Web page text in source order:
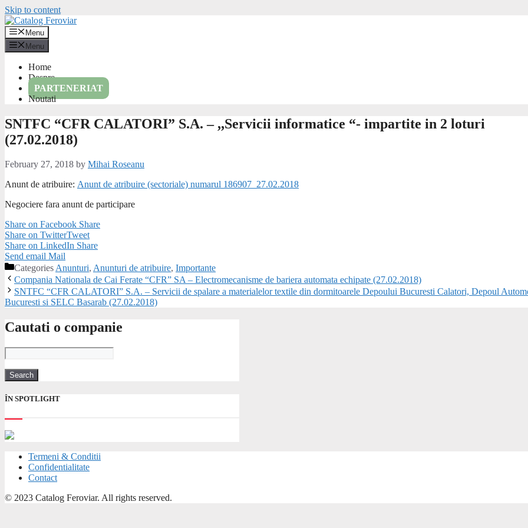
Skip to content
Menu
Menu
Home
Despre
PARTENERIAT
Noutati
SNTFC “CFR CALATORI” S.A. – ,,Servicii informatice “- impartite in 2 loturi
(27.02.2018)
February 27, 2018 by Mihai Roseanu
Anunt de atribuire: Anunt de atribuire (sectoriale) numarul 186907_27.02.2018
Negociere fara anunt de participare
Share on Facebook Share
Share on TwitterTweet
Share on LinkedIn Share
Send email Mail
CategoriesAnunturi, Anunturi de atribuire, Importante
Compania Nationala de Cai Ferate “CFR” SA – Electromecanisme de bariera automata echipate (27.02.2018)
SNTFC “CFR CALATORI” S.A. – Servicii de spalare a materialelor textile din dormitoarele Depoului Bucuresti Calatori, Depoul
Bucuresti si SELC Basarab (27.02.2018)
Cautati o companie
ÎN SPOTLIGHT
Termeni & Conditii
Confidentialitate
Contact
© 2023 Catalog Feroviar. All rights reserved.